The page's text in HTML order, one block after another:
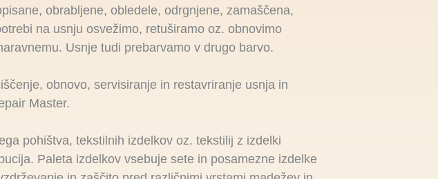
obrabljene, obledele, odrgnjene, zamaščena,
na usnju osvežimo, retuširamo oz. obnovimo
Usnje tudi prebarvamo v drugo barvo.
obnovo, servisiranje in restavriranje usnja in
Master.
pohištva, tekstilnih izdelkov oz. tekstilij z izdelki
Paleta izdelkov vsebuje sete in posamezne izdelke